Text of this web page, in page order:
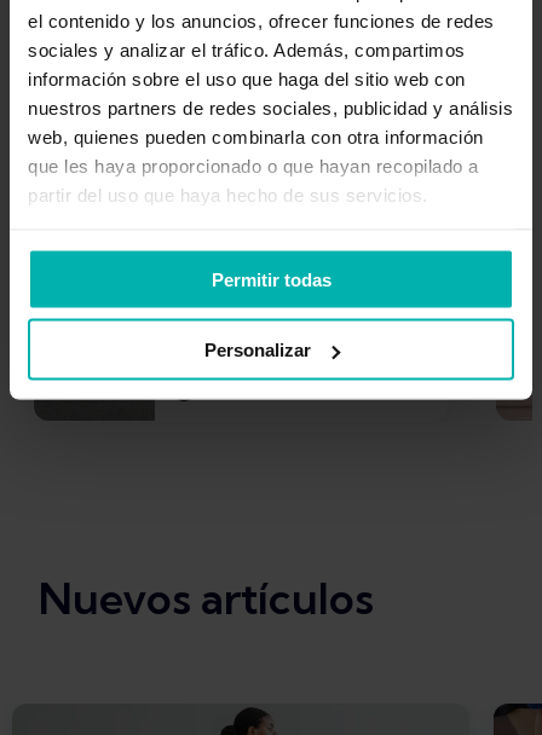
el contenido y los anuncios, ofrecer funciones de redes
sociales y analizar el tráfico. Además, compartimos
información sobre el uso que haga del sitio web con
nuestros partners de redes sociales, publicidad y análisis
web, quienes pueden combinarla con otra información
que les haya proporcionado o que hayan recopilado a
partir del uso que haya hecho de sus servicios.
Permitir todas
Personalizar
Fascitis plantar Periostitis tibial
Recursos populares
Cómo curar la fascitis
plantar en casa con 5
tratamientos
Nuevos artículos